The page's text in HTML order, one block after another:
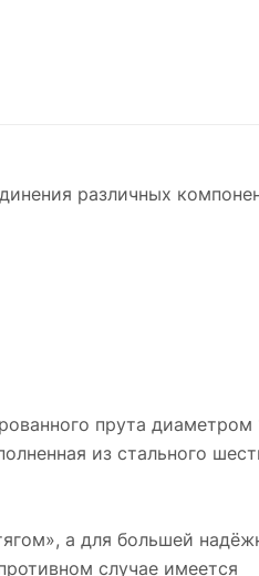
различных
прута
из стального
а для большей
случае имеется